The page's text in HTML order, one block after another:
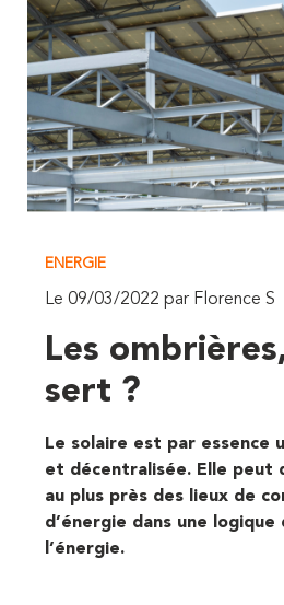
ENERGIE
Le 09/03/2022 par Florence S
Les
sert ?
Le solaire est par essence
et décentralisée. Elle peut
au plus près des lieux de
d’énergie dans une
l’énergie.